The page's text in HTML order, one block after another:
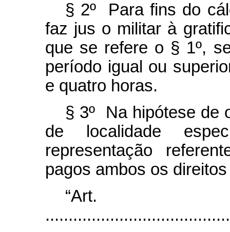
§ 2º Para fins do
faz jus o militar à
que se refere o § 1º,
período igual ou
e quatro horas.
§ 3º Na hipótese de
de localidade
representação
pagos ambos os